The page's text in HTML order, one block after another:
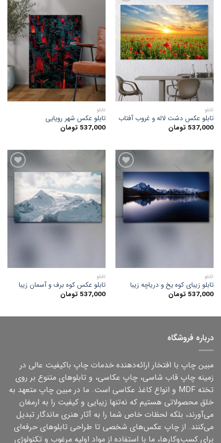
افزودن
به
علاقه
مندی
ها
تابلو
تابلو عکس دشت لاله و غروب آفتاب
537,000 تومان
افزودن
به
علاقه
مندی
تابلو
تابلو عکس شهر رویایی
537,000 تومان
افزودن
به
علاقه
مندی
ها
تابلو
تابلو زیبای کوه یخ و دریاچه زیبا
537,000 تومان
علاقه
مندی
ها
تابلو
تابلو عکس کوه برف و آسمان زیبا
537,000 تومان
درباره فروشگاه
مبین چاپ با افتخار ارائه‌دهنده خدمات چاپ باکیفیت عالی در
زمینه چاپ قاب شاسی، چاپ عکاسی، و تابلوهای متنوع بر روی
تخته MDF و انواع کاغذ عکاسی است. ما در مبین چاپ متعهد به
خلق محصولاتی هستیم که نه‌تنها زیبایی و کیفیت را به ارمغان
می‌آورند، بلکه لحظات خاص شما را به آثار هنری ماندگار تبدیل
می‌کنند. از چاپ عکس‌های شخصی تا طراحی تابلوهای حرفه‌ای
برای کسب‌وکارها، ما با استفاده از مواد اولیه مرغوب و تکنولوژی